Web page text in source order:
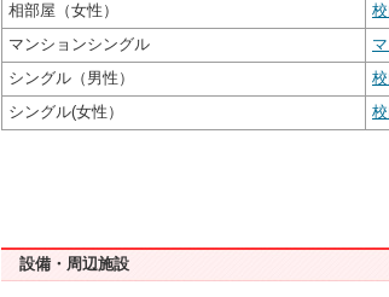
相部屋（女性）
マンションシングル
シングル（男性）
シングル(女性）
設備・周辺施設